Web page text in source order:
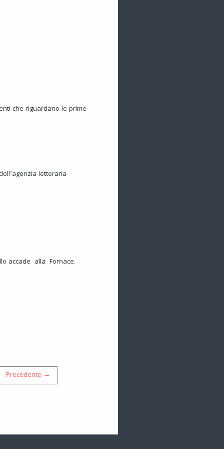
che riguardano le prime
letteraria
accade alla Fornace.
Precedente →